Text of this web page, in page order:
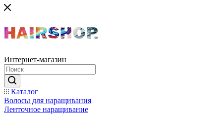
Интернет-магазин
Каталог
Волосы для наращивания
Ленточное наращивание